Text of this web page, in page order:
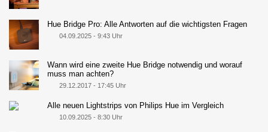
Hue Bridge Pro: Alle Antworten auf die wichtigsten Fragen
04.09.2025 - 9:43 Uhr
Wann wird eine zweite Hue Bridge notwendig und worauf
muss man achten?
29.12.2017 - 17:45 Uhr
Alle neuen Lightstrips von Philips Hue im Vergleich
10.09.2025 - 8:30 Uhr